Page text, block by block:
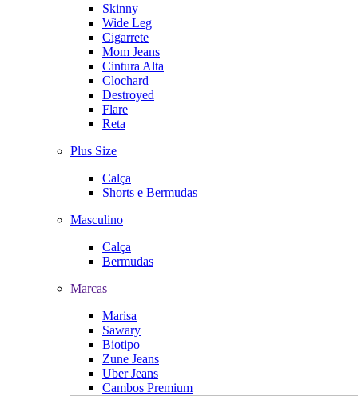
Skinny
Wide Leg
Cigarrete
Mom Jeans
Cintura Alta
Clochard
Destroyed
Flare
Reta
Plus Size
Calça
Shorts e Bermudas
Masculino
Calça
Bermudas
Marcas
Marisa
Sawary
Biotipo
Zune Jeans
Uber Jeans
Cambos Premium